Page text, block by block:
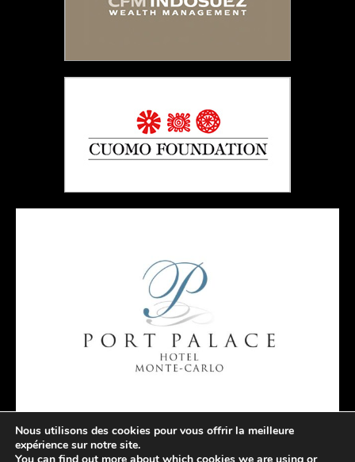
Nous utilisons des cookies pour vous offrir la meilleure
expérience sur notre site.